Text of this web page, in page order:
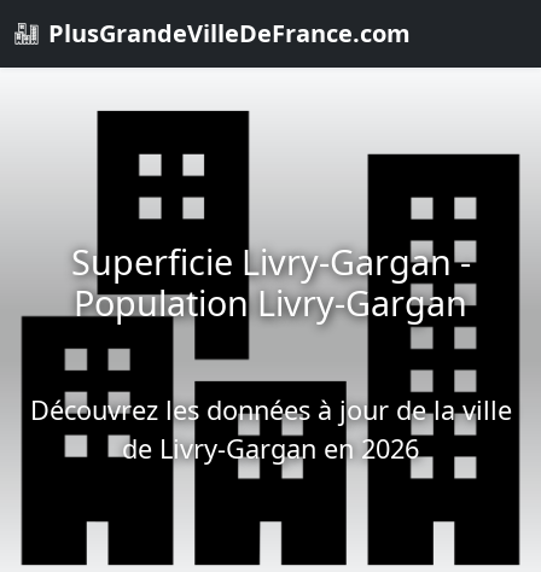
PlusGrandeVilleDeFrance.com
Superficie Livry-Gargan -
Population Livry-Gargan
Découvrez les données à jour de la ville
de Livry-Gargan en 2026